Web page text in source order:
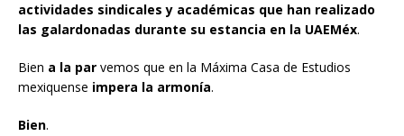
actividades sindicales y académicas que han realizado
las galardonadas durante su estancia en la UAEMéx.
Bien a la par vemos que en la Máxima Casa de Estudios
mexiquense impera la armonía.
Bien.